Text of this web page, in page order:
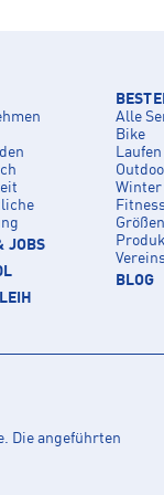
JOBS
Alle
Bike
Laufen
Winter
BLOG
Die angeführten